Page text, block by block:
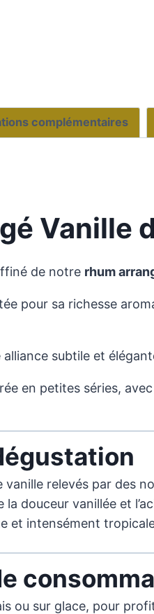
complémentaires
Vanille
de notre rhum
pour sa richesse
alliance subtile et
en petites séries,
vanille relevés par des
la douceur vanillée et
et intensément
ou sur glace, pour